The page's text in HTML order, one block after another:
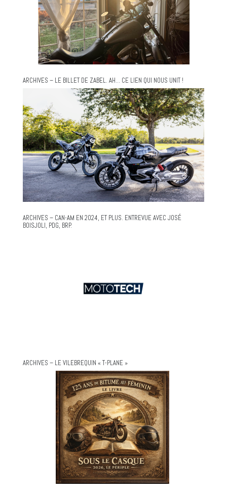
ARCHIVES – LE BILLET DE ZABEL. AH… CE LIEN QUI NOUS UNIT !
ARCHIVES – CAN-AM EN 2024, ET PLUS. ENTREVUE AVEC JOSÉ
BOISJOLI, PDG, BRP.
ARCHIVES – LE VILEBREQUIN « T-PLANE »